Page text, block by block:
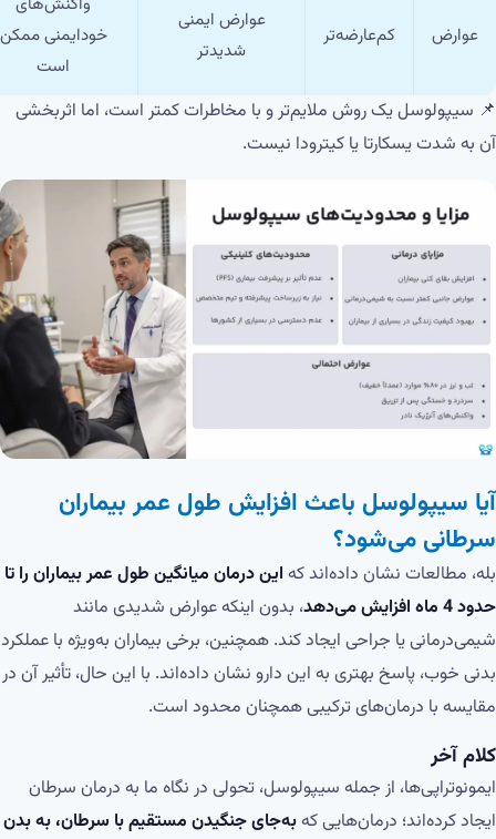
عوارض کم‌عارضه‌تر
عوارض ایمنی
شدیدتر
خودایمنی ممکن
است
📌 سیپولوسل یک روش ملایم‌تر و با مخاطرات کمتر است، اما اثربخشی
آن به شدت یسکارتا یا کیترودا نیست.
آیا سیپولوسل باعث افزایش طول عمر بیماران
سرطانی می‌شود؟
بله، مطالعات نشان داده‌اند که این درمان میانگین طول عمر بیماران را تا
حدود 4 ماه افزایش می‌دهد
، بدون اینکه عوارض شدیدی مانند
شیمی‌درمانی یا جراحی ایجاد کند. همچنین، برخی بیماران به‌ویژه با عملکرد
بدنی خوب، پاسخ بهتری به این دارو نشان داده‌اند. با این حال، تأثیر آن در
مقایسه با درمان‌های ترکیبی همچنان محدود است.
کلام آخر
ایمونوتراپی‌ها، از جمله سیپولوسل، تحولی در نگاه ما به درمان سرطان
ایجاد کرده‌اند؛ درمان‌هایی کهبه‌جای جنگیدن مستقیم با سرطان، به بدن